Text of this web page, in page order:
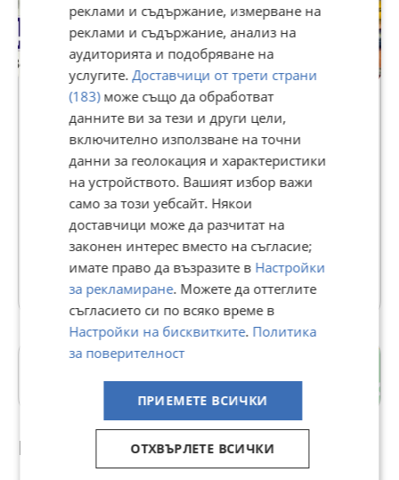
Premium
AVTO447
4820рейтинг
В Bazar.BG от 01 юни 2015г.
Последно активен вчера в 12:18 ч.
Телефон(и):0878563447
225 Обяви
гр. Велико Търново
Препоръчани за теб
реклами и съдържание, измерване на
реклами и съдържание, анализ на
аудиторията и подобряване на
услугите. Доставчици от трети страни
(183)може също да обработват
данните ви за тези и други цели,
включително използване на точни
данни за геолокация и характеристики
на устройството. Вашият избор важи
само за този уебсайт. Някои
доставчици може да разчитат на
законен интерес вместо на съгласие;
имате право да възразите в Настройки
за рекламиране. Можете да оттеглите
съгласието си по всяко време в
Настройки на бисквитките. Политика
за поверителност
ПРИЕМЕТЕ ВСИЧКИ
ОТХВЪРЛЕТЕ ВСИЧКИ